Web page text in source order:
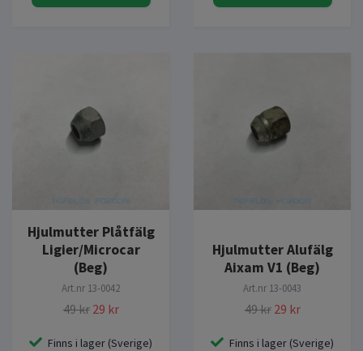
Hjulmutter Plåtfälg
Ligier/Microcar
(Beg)
Art.nr 13-0042
49 kr 29 kr
Finns i lager (Sverige)
Hjulmutter Alufälg
Aixam V1 (Beg)
Art.nr 13-0043
49 kr 29 kr
Finns i lager (Sverige)